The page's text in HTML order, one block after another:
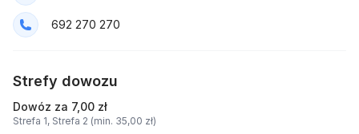
692 270 270
Strefy dowozu
Dowóz za 7,00 zł
Strefa 1, Strefa 2 (min. 35,00 zł)